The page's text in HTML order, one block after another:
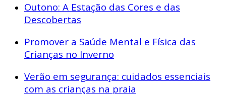
Outono: A Estação das Cores e das
Descobertas
Promover a Saúde Mental e Física das
Crianças no Inverno
Verão em segurança: cuidados essenciais
com as crianças na praia